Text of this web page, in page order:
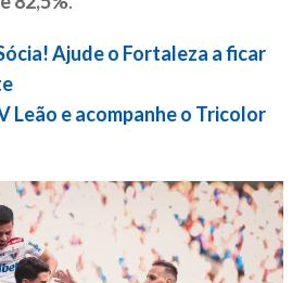
Ajude o Fortaleza a ficar
Leão e acompanhe o Tricolor